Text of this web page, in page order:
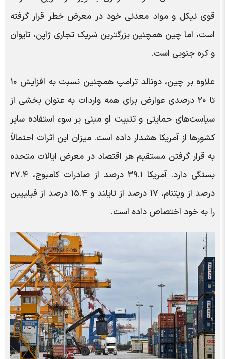
قوی نیکل و مواد معدنی خود در معرض خطر قرار گرفته
است، اما چین همچنین بزرگترین شریک تجاری ژاپن، تایوان
و کره جنوبی است.
علاوه بر چین، دونالد ترامپ همچنین نسبت به افزایش ۱۰
تا ۲۰ درصدی عوارض برای همه واردات به عنوان بخشی از
سیاست‌های حمایتی و تثبیت او مبنی بر سوء استفاده سایر
کشورها از آمریکا هشدار داده است. میزان این اثرات احتمالاً
به قرار گرفتن مستقیم هر اقتصاد در معرض ایالات متحده
بستگی دارد. آمریکا ۳۹.۱ درصد از صادرات کامبوج، ۲۷.۴
درصد از ویتنام، ۱۷ درصد از تایلند و ۱۵.۴ درصد از فیلیپین
را به خود اختصاص داده است.